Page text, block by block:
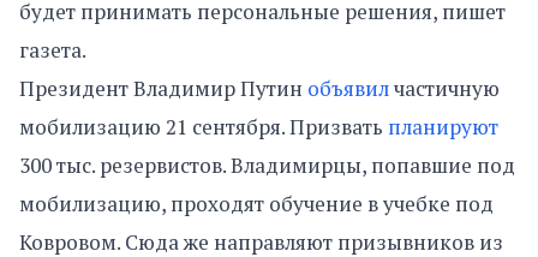
будет принимать персональные решения, пишет
газета.
Президент Владимир Путин объявилчастичную
мобилизацию 21 сентября. Призвать планируют
300 тыс. резервистов. Владимирцы, попавшие под
мобилизацию, проходят обучение в учебке под
Ковровом. Сюда же направляют призывников из